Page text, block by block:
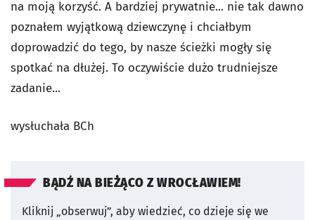
na moją korzyść. A bardziej prywatnie... nie tak dawno
poznałem wyjątkową dziewczynę i chciałbym
doprowadzić do tego, by nasze ścieżki mogły się
spotkać na dłużej. To oczywiście dużo trudniejsze
zadanie...
wysłuchała BCh
BĄDŹ NA BIEŻĄCO Z WROCŁAWIEM!
Kliknij „obserwuj”, aby wiedzieć, co dzieje się we